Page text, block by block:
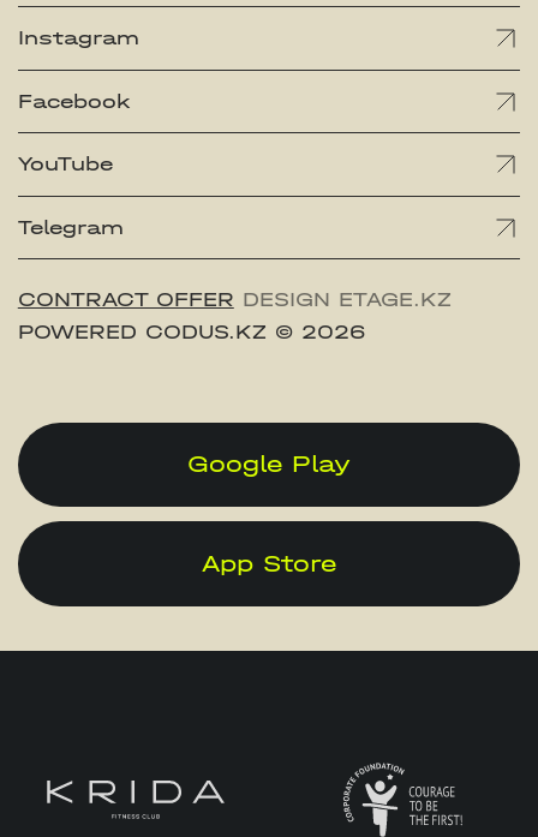
Instagram
Facebook
YouTube
Telegram
CONTRACT OFFER DESIGN ETAGE.KZ
POWERED CODUS.KZ © 2026
Google Play
App Store